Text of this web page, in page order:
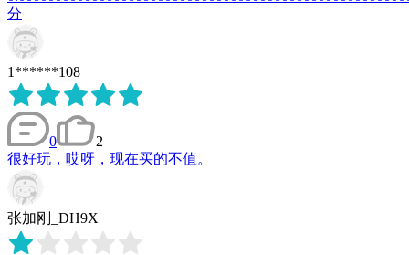
分
1******108
0
2
很好玩，哎呀，现在买的不值。
张加刚_DH9X